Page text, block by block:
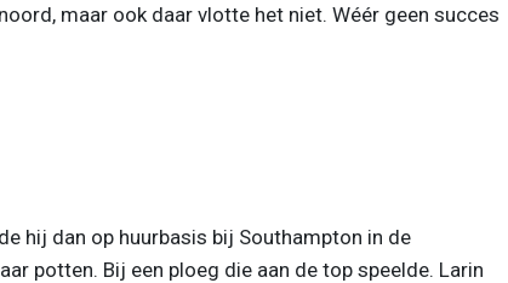
maar ook daar vlotte het niet. Wéér geen succes
hij dan op huurbasis bij Southampton in de
potten. Bij een ploeg die aan de top speelde. Larin